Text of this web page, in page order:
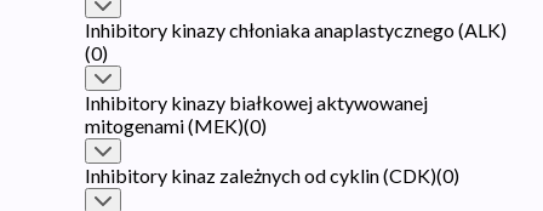
Inhibitory kinazy chłoniaka anaplastycznego (ALK)
(0)
Inhibitory kinazy białkowej aktywowanej
mitogenami (MEK)(0)
Inhibitory kinaz zależnych od cyklin (CDK)(0)